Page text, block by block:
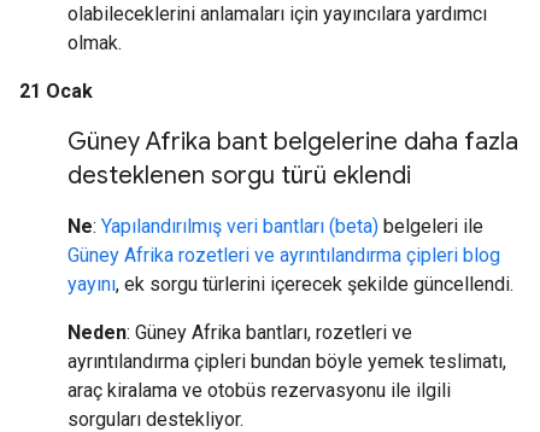
olabileceklerini anlamaları için yayıncılara yardımcı
olmak.
21 Ocak
Güney Afrika bant belgelerine daha fazla
desteklenen sorgu türü eklendi
Ne: Yapılandırılmış veri bantları (beta) belgeleri ile
Güney Afrika rozetleri ve ayrıntılandırma çipleri blog
yayını, ek sorgu türlerini içerecek şekilde güncellendi.
Neden: Güney Afrika bantları, rozetleri ve
ayrıntılandırma çipleri bundan böyle yemek teslimatı,
araç kiralama ve otobüs rezervasyonu ile ilgili
sorguları destekliyor.